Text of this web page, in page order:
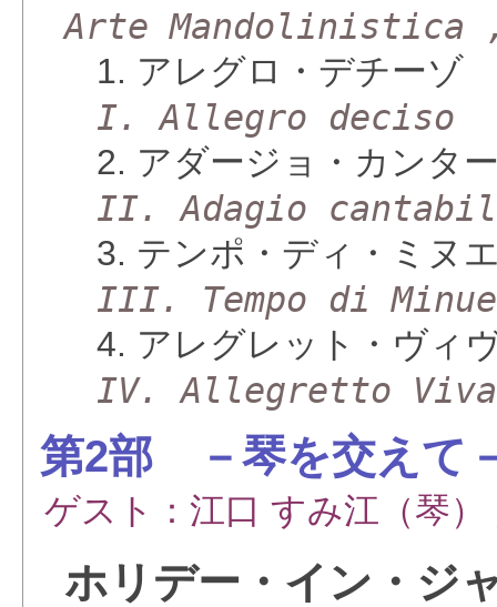
Arte
1. アレグロ・デチーゾ
I. Allegro deciso
2. アダージョ・カンタ
II. Adagio
3. テンポ・ディ・ミヌ
III. Tempo di
4. アレグレット・ヴィ
IV. Allegretto
第2部 －琴を交えて
ゲスト：江口 すみ江（琴）
ホリデー・イン・ジ